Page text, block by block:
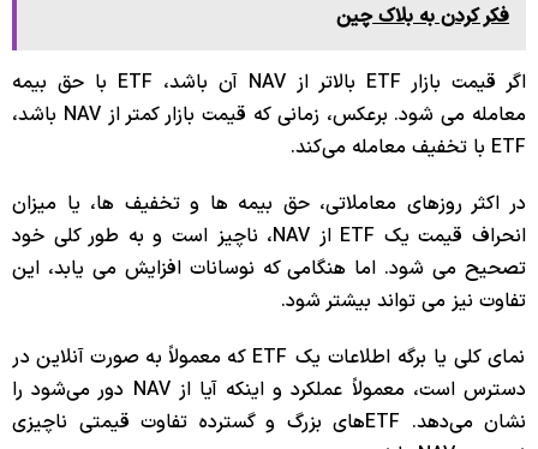
فکر کردن به بلاک چین
اگر قیمت بازار ETF بالاتر از NAV آن باشد، ETF با حق بیمه
معامله می شود. برعکس، زمانی که قیمت بازار کمتر از NAV باشد،
ETF با تخفیف معامله می‌کند.
در اکثر روزهای معاملاتی، حق بیمه ها و تخفیف ها، یا میزان
انحراف قیمت یک ETF از NAV، ناچیز است و به طور کلی خود
تصحیح می شود. اما هنگامی که نوسانات افزایش می یابد، این
تفاوت نیز می تواند بیشتر شود.
نمای کلی یا برگه اطلاعات یک ETF که معمولاً به صورت آنلاین در
دسترس است، معمولاً عملکرد و اینکه آیا از NAV دور می‌شود را
نشان می‌دهد. ETFهای بزرگ و گسترده تفاوت قیمتی ناچیزی